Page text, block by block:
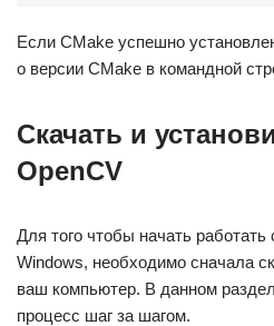
Если CMake успешно
о версии CMake в командной
Скачать и
OpenCV
Для того чтобы начать
Windows, необходимо сначала
ваш компьютер. В данном
процесс шаг за шагом.